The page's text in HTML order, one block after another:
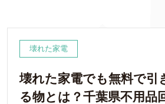
壊れた家電
壊れた家電でも無料で引
る物とは？千葉県不用品